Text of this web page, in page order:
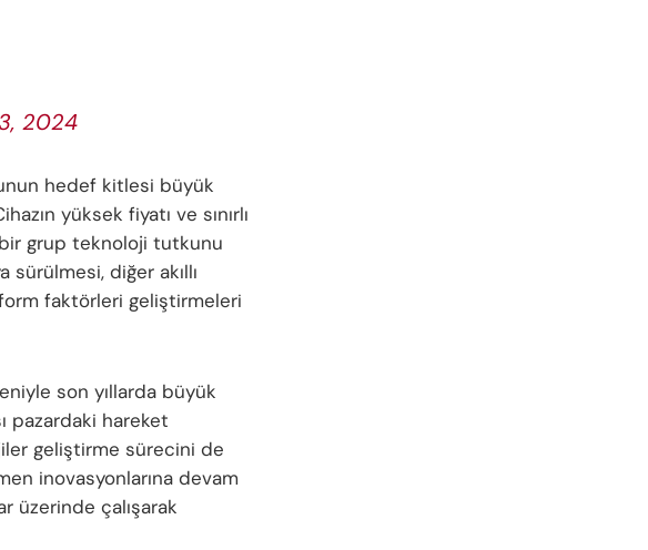
2024
hedef kitlesi büyük
yüksek fiyatı ve sınırlı
grup teknoloji tutkunu
sürülmesi, diğer akıllı
faktörleri geliştirmeleri
son yıllarda büyük
pazardaki hareket
geliştirme sürecini de
inovasyonlarına devam
üzerinde çalışarak